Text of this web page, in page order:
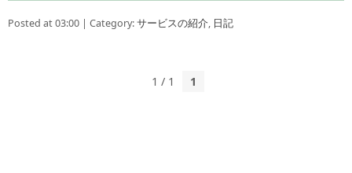
Posted at 03:00 | Category:サービスの紹介, 日記
1 / 1 1